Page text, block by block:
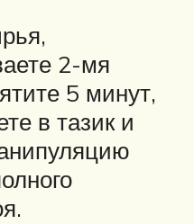
2-мя
5 минут,
в тазик и